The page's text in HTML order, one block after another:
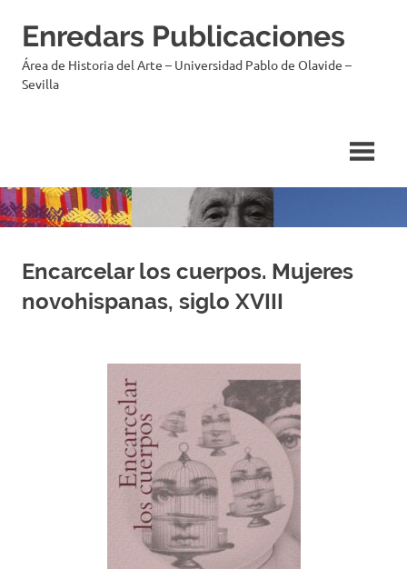
Enredars Publicaciones
Área de Historia del Arte – Universidad Pablo de Olavide –
Sevilla
Encarcelar los cuerpos. Mujeres
novohispanas, siglo XVIII